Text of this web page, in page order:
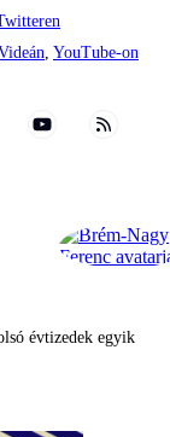
YouTube-on
évtizedek egyik